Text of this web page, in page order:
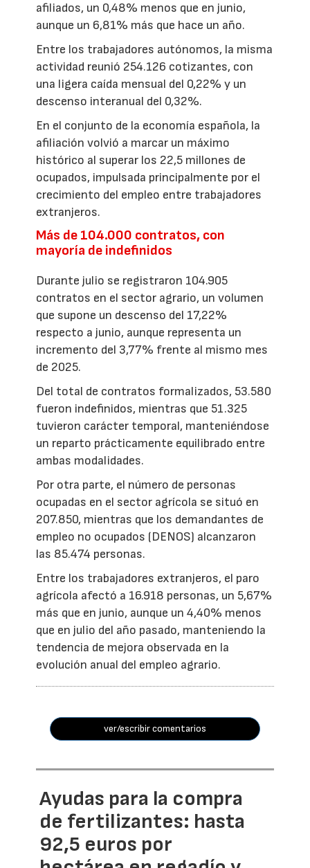
afiliados, un 0,48% menos que en junio,
aunque un 6,81% más que hace un año.
Entre los trabajadores autónomos, la misma
actividad reunió 254.126 cotizantes, con
una ligera caída mensual del 0,22% y un
descenso interanual del 0,32%.
En el conjunto de la economía española, la
afiliación volvió a marcar un máximo
histórico al superar los 22,5 millones de
ocupados, impulsada principalmente por el
crecimiento del empleo entre trabajadores
extranjeros.
Más de 104.000 contratos, con
mayoría de indefinidos
Durante julio se registraron 104.905
contratos en el sector agrario, un volumen
que supone un descenso del 17,22%
respecto a junio, aunque representa un
incremento del 3,77% frente al mismo mes
de 2025.
Del total de contratos formalizados, 53.580
fueron indefinidos, mientras que 51.325
tuvieron carácter temporal, manteniéndose
un reparto prácticamente equilibrado entre
ambas modalidades.
Por otra parte, el número de personas
ocupadas en el sector agrícola se situó en
207.850, mientras que los demandantes de
empleo no ocupados (DENOS) alcanzaron
las 85.474 personas.
Entre los trabajadores extranjeros, el paro
agrícola afectó a 16.918 personas, un 5,67%
más que en junio, aunque un 4,40% menos
que en julio del año pasado, manteniendo la
tendencia de mejora observada en la
evolución anual del empleo agrario.
ver/escribir comentarios
Ayudas para la compra
de fertilizantes: hasta
92,5 euros por